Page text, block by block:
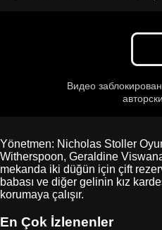
Yönetmen: Nicholas Stoller
Witherspoon, Geraldine
mekanda iki düğün için çift
babası ve diğer gelinin kız
korumaya çalışır.
En Çok İzlenenler